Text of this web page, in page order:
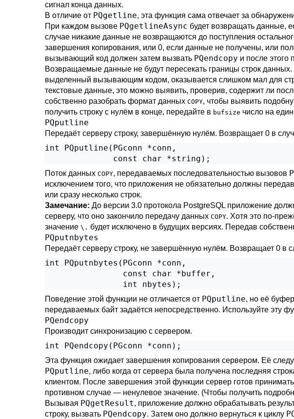
сигнал конца данных.
В отличие от PQgetline, эта функция сама отвечает за
При каждом вызове PQgetlineAsync будет возвращать данные,
случае никакие данные не возвращаются до поступления
завершения копирования, или 0, если данные не получены, или
вызывающий код должен затем вызвать PQendcopy и после
Возвращаемые данные не будут пересекать границы строк
выделенный вызывающим кодом, оказывается слишком мал для
текстовые данные, это можно выявить, проверив, содержит ли
собственно разобрать формат данных COPY, чтобы выявить
получить строку с нулём в конце, передайте в bufsize число на
PQputline
Передаёт серверу строку, завершённую нулём. Возвращает 0 в
int PQputline(PGconn *conn,
              const char *string);
Поток данных COPY, передаваемых последовательностью вызовов
исключением того, что приложения не обязательно должны
или сразу несколько строк.
Замечание: До версии 3.0 протокола PostgreSQL приложение
серверу, что оно закончило передачу данных COPY. Хотя это по-
значение \. будет исключено в будущих версиях. Передав
PQputnbytes
Передаёт серверу строку, не завершённую нулём. Возвращает 0 в
int PQputnbytes(PGconn *conn,
                const char *buffer,
                int nbytes);
Поведение этой функции не отличается от PQputline, но её
передаваемых байт задаётся непосредственно. Используйте эту
PQendcopy
Производит синхронизацию с сервером.
int PQendcopy(PGconn *conn);
Эта функция ожидает завершения копирования сервером. Её
PQputline, либо когда от сервера была получена последняя
клиентом. После завершения этой функции сервер готов
противном случае — ненулевое значение. (Чтобы получить
Вызывая PQgetResult, приложение должно обрабатывать
строку, вызвать PQendcopy. Затем оно должно вернуться к циклу